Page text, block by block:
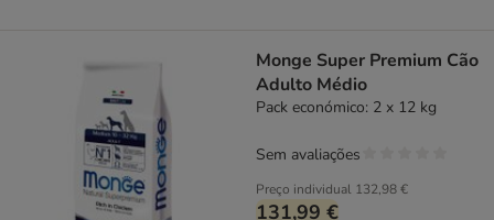
Monge Super Premium Cão
Adulto Médio
Pack económico: 2 x 12 kg
Preço individual 132,98 €
131,99 €
Sem avaliações